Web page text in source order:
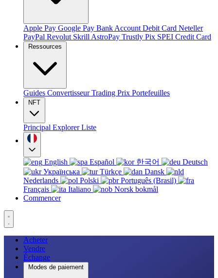
Apple Pay Google Pay Bank Account Debit Card Neteller
PayPal Revolut Skrill AstroPay Trustly Pix SPEI Credit Card
Ressources
Guides ConvertisseurTrading Prix Portefeuilles
NFT
Principal ExplorerListe
English Español 한국어
Deutsch
Українська
Türkçe
Dansk
Nederlands
Polski
Português (Brasil)
Français
Italiano
Norsk bokmål
Commencer
Acheter
Vendre
Échange
Modes de paiement